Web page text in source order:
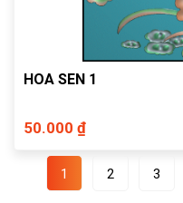
HOA SEN 1
50.000 ₫
1 2 3